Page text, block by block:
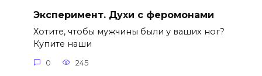
Эксперимент. Духи с феромонами
Хотите, чтобы мужчины были у ваших ног?
Купите наши
0 245